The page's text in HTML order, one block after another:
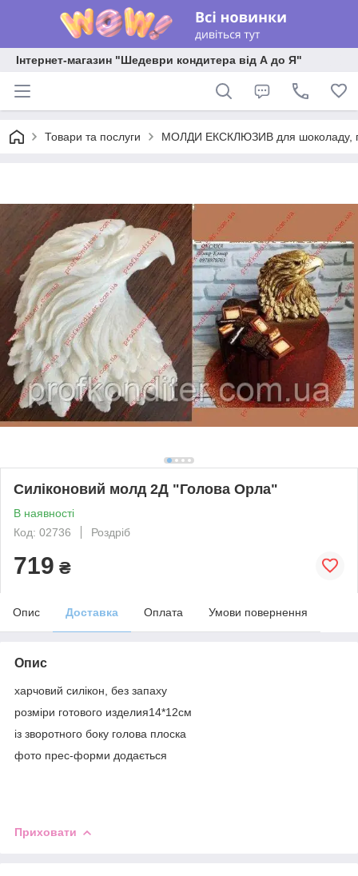
Інтернет-магазин "Шедеври кондитера від А до Я"
Товари та послуги МОЛДИ ЕКСКЛЮЗИВ для шоколаду,
Силіконовий молд 2Д "Голова Орла"
В наявності
Код: 02736
Роздріб
719 ₴
Опис Доставка Оплата Умови повернення
Опис
харчовий силікон, без запаху
розміри готового изделия14*12см
із зворотного боку голова плоска
фото прес-форми додається
Приховати